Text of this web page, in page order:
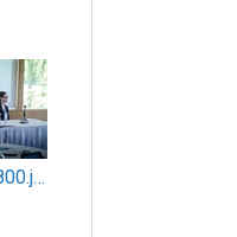
SLR_5129_800.jpg